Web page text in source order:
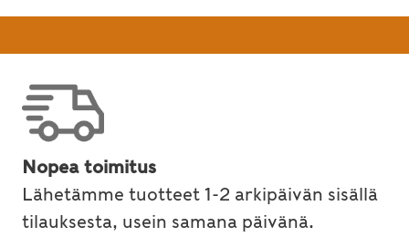
Nopea toimitus
Lähetämme tuotteet 1-2 arkipäivän sisällä
tilauksesta, usein samana päivänä.